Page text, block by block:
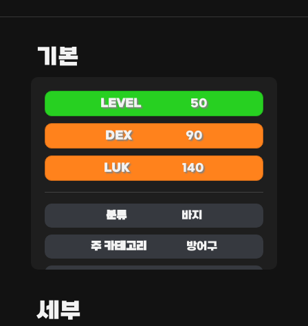
기본
LEVEL 50
DEX 90
LUK 140
분류 바지
주 카테고리 방어구
세부